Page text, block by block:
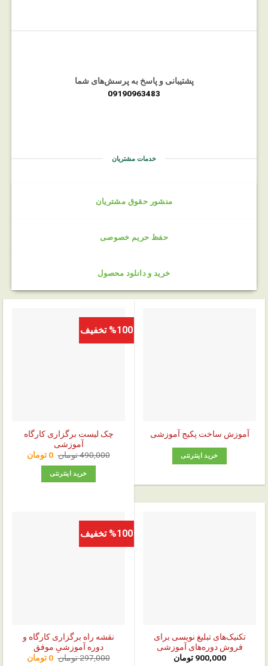
پشتیبانی و پاسخ به پرسش‌های شما
09190963483
خدمات مشتریان
منشور حقوق مشتریان
حفظ حریم خصوصی
خرید و دانلود محصول
آموزش ساخت پکیج آموزشی
خرید اینترنتی
%100 تخفیف
چک‌ لیست برگزاری کارگاه
آموزشی
490,000تومان قیمت
اصلی:
بود.
0 تومانقیمت
خرید اینترنتی
تکنیک‌های تبلیغ نویسی برای
فروش دوره‌های آموزشی
900,000 تومان
%100 تخفیف
نقشه راه برگزاری کارگاه و
دوره آموزشیِ موفق
297,000تومان قیمت
0 تومانقیمت